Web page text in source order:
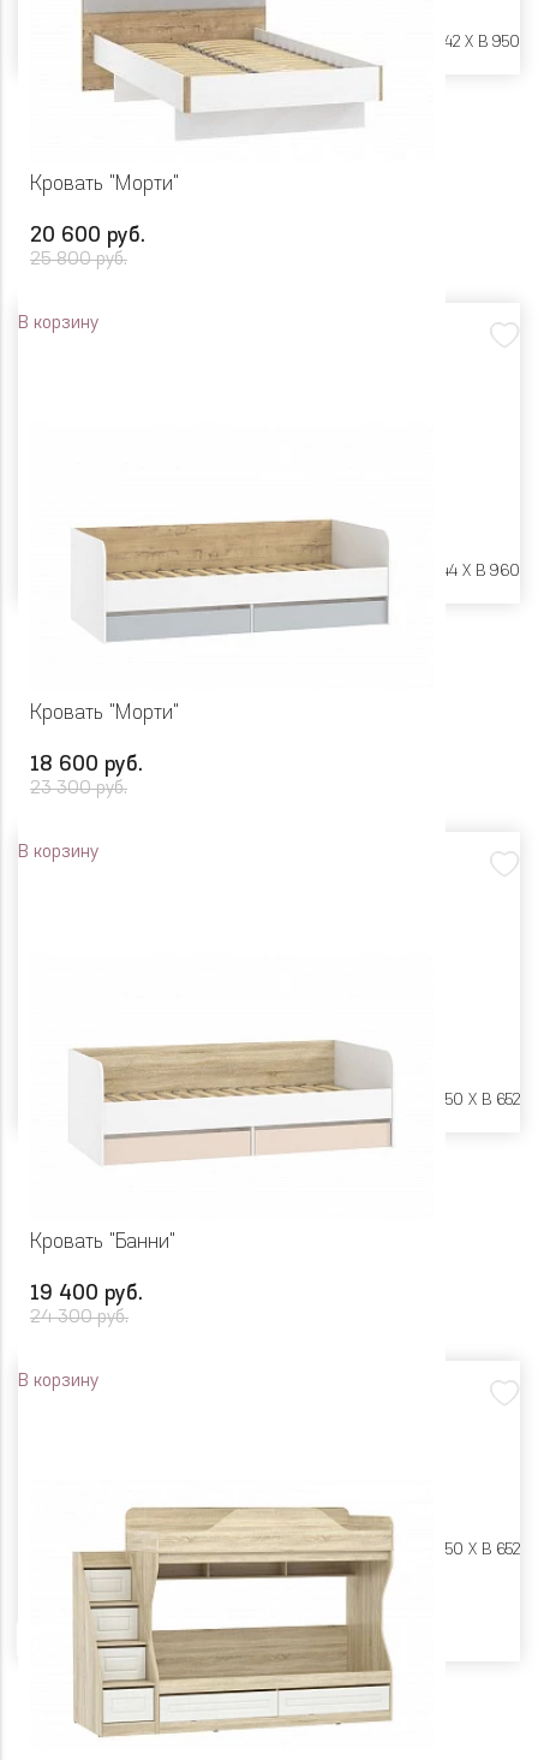
Размеры: Ш 946 X Г 2042 X В 950
Кровать "Морти"
20 600 руб.
25 800 руб.
В корзину
Ш 1406 X Г 2044 X В 960
Кровать "Морти"
18 600 руб.
23 300 руб.
В корзину
Ш 2042 X Г 950 X В 652
Кровать "Банни"
19 400 руб.
24 300 руб.
В корзину
Размеры: Ш 2042 X Г 950 X В 652